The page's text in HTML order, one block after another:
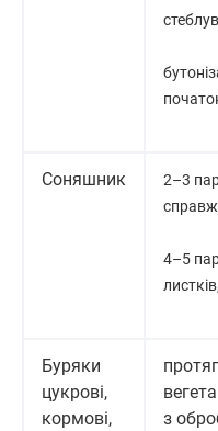
Соняшник
2–3
4–5
Буряки
цукрові,
кормові,
з